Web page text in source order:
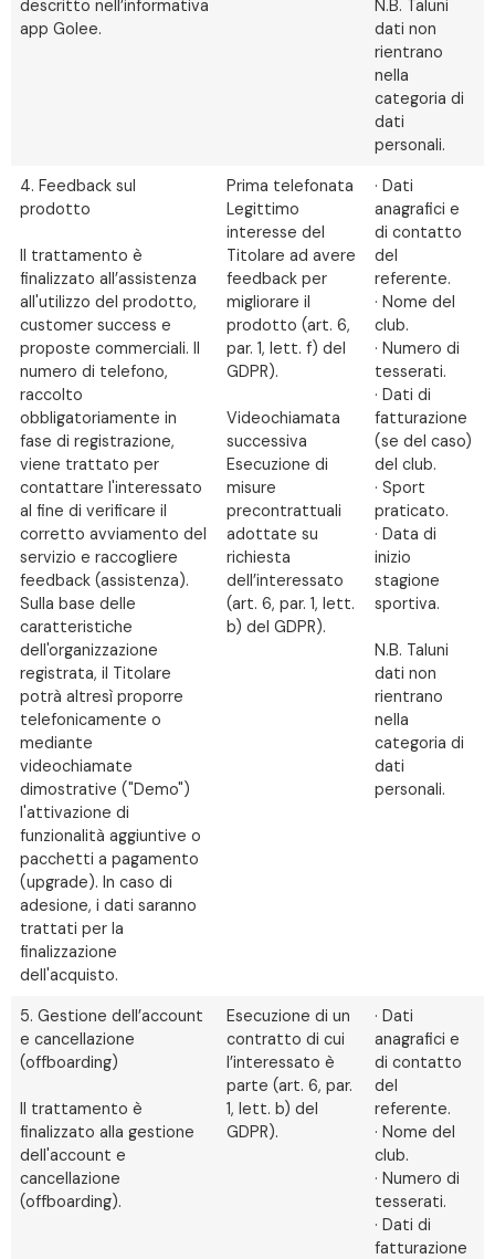
descritto nell’informativa
app Golee.
N.B. Taluni
dati non
rientrano
nella
categoria di
dati
personali.
4. Feedback sul
prodotto
Il trattamento è
finalizzato all’assistenza
all'utilizzo del prodotto,
customer success e
proposte commerciali. Il
numero di telefono,
raccolto
obbligatoriamente in
fase di registrazione,
viene trattato per
contattare l'interessato
al fine di verificare il
corretto avviamento del
servizio e raccogliere
feedback (assistenza).
Sulla base delle
caratteristiche
dell'organizzazione
registrata, il Titolare
potrà altresì proporre
telefonicamente o
mediante
videochiamate
dimostrative ("Demo")
l'attivazione di
funzionalità aggiuntive o
pacchetti a pagamento
(upgrade). In caso di
adesione, i dati saranno
trattati per la
finalizzazione
dell'acquisto.
Prima telefonata
Legittimo
interesse del
Titolare ad avere
feedback per
migliorare il
prodotto (art. 6,
par. 1, lett. f) del
GDPR).
Videochiamata
successiva
Esecuzione di
misure
precontrattuali
adottate su
richiesta
dell’interessato
(art. 6, par. 1, lett.
b) del GDPR).
· Dati
anagrafici e
di contatto
del
referente.
· Nome del
club.
· Numero di
tesserati.
· Dati di
fatturazione
(se del caso)
del club.
· Sport
praticato.
· Data di
inizio
stagione
sportiva.
N.B. Taluni
dati non
rientrano
nella
categoria di
dati
personali.
5. Gestione dell’account
e cancellazione
(offboarding)
Il trattamento è
finalizzato alla gestione
dell'account e
cancellazione
(offboarding).
Esecuzione di un
contratto di cui
l’interessato è
parte (art. 6, par.
1, lett. b) del
GDPR).
· Dati
anagrafici e
di contatto
del
referente.
· Nome del
club.
· Numero di
tesserati.
· Dati di
fatturazione